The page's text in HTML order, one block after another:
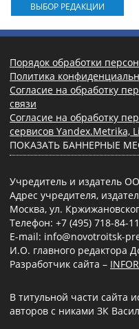
ВЫБОР РЕДАКЦИИ
Порядок обработки
Политика
Согласие на обработку
связи
Согласие на обработку
сервисов Yandex.Metrika,
ПОКАЗАТЬ БАННЕРНЫЕ
Учредитель и издатель
Адрес учредителя,
Москва, ул.
Телефон: +7 (495) 718-84-11
E-mail: info@novotroitsk-
И.О. главного редактора
Разработчик сайта –
В титульной части сайта
авторов с никами ЗК